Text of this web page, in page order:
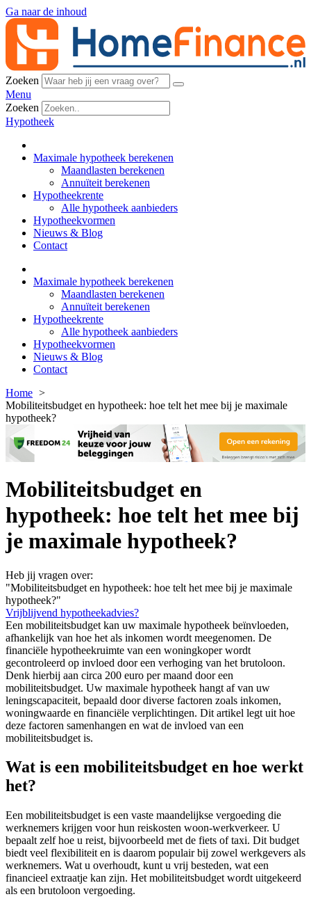
Ga naar de inhoud
Zoeken
Menu
Zoeken
Hypotheek
Maximale hypotheek berekenen
Maandlasten berekenen
Annuïteit berekenen
Hypotheekrente
Alle hypotheek aanbieders
Hypotheekvormen
Nieuws & Blog
Contact
Maximale hypotheek berekenen
Maandlasten berekenen
Annuïteit berekenen
Hypotheekrente
Alle hypotheek aanbieders
Hypotheekvormen
Nieuws & Blog
Contact
Home
Mobiliteitsbudget en hypotheek: hoe telt het mee bij je maximale
hypotheek?
Mobiliteitsbudget en
hypotheek: hoe telt het mee bij
je maximale hypotheek?
Heb jij vragen over:
"Mobiliteitsbudget en hypotheek: hoe telt het mee bij je maximale
hypotheek?"
Vrijblijvend hypotheekadvies?
Een mobiliteitsbudget kan uw maximale hypotheek beïnvloeden,
afhankelijk van hoe het als inkomen wordt meegenomen. De
financiële hypotheekruimte van een woningkoper wordt
gecontroleerd op invloed door een verhoging van het brutoloon.
Denk hierbij aan circa 200 euro per maand door een
mobiliteitsbudget. Uw maximale hypotheek hangt af van uw
leningscapaciteit, bepaald door diverse factoren zoals inkomen,
woningwaarde en financiële verplichtingen. Dit artikel legt uit hoe
deze factoren samenhangen en wat de invloed van een
mobiliteitsbudget is.
Wat is een mobiliteitsbudget en hoe werkt
het?
Een mobiliteitsbudget is een vaste maandelijkse vergoeding die
werknemers krijgen voor hun reiskosten woon-werkverkeer. U
bepaalt zelf hoe u reist, bijvoorbeeld met de fiets of taxi. Dit budget
biedt veel flexibiliteit en is daarom populair bij zowel werkgevers als
werknemers. Wat u overhoudt, kunt u vrij besteden, wat een
financieel extraatje kan zijn. Het mobiliteitsbudget wordt uitgekeerd
als een brutoloon vergoeding.